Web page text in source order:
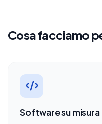
Cosa facciamo
Software su misura